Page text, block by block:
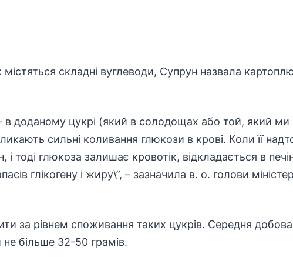
складні вуглеводи, Супрун назвала
в доданому цукрі (який в солодощах або той, який ми
сильні коливання глюкози в крові. Коли її
і тоді глюкоза залишає кровотік, відкладається в
глікогену і жиру\”, – зазначила в. о. голови
за рівнем споживання таких цукрів. Середня
більше 32-50 грамів.